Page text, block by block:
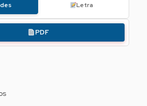
Letra
PDF